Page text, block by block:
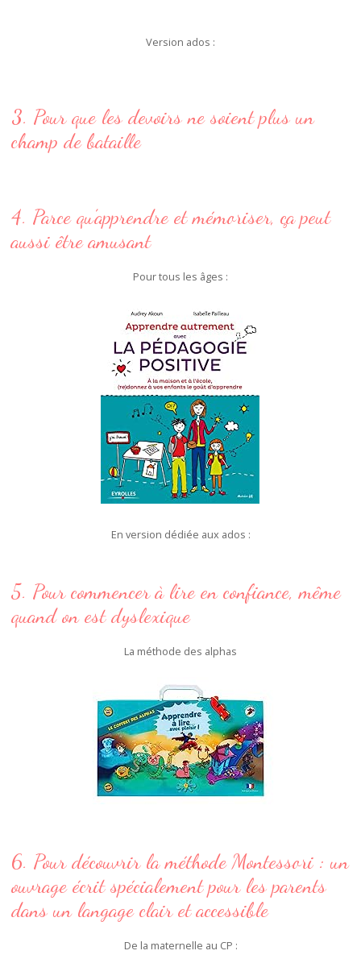
Version ados :
3. Pour que les devoirs ne soient plus un
champ de bataille
4. Parce qu’apprendre et mémoriser, ça peut
aussi être amusant
Pour tous les âges :
En version dédiée aux ados :
5. Pour commencer à lire en confiance, même
quand on est dyslexique
La méthode des alphas
6. Pour découvrir la méthode Montessori : un
ouvrage écrit spécialement pour les parents
dans un langage clair et accessible
De la maternelle au CP :